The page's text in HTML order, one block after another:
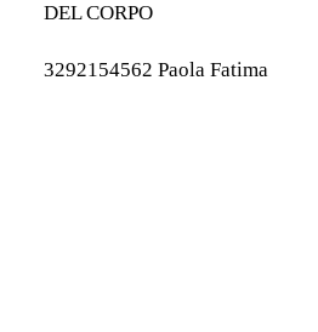
DEL CORPO
3292154562 Paola Fatima